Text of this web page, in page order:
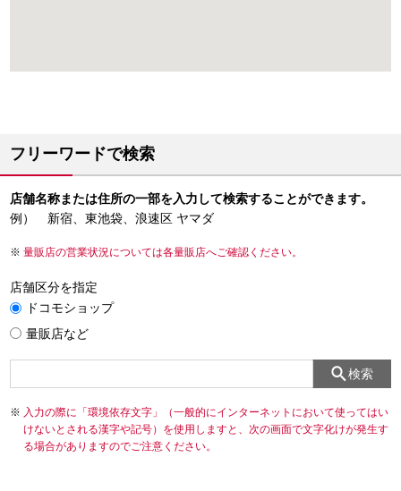
フリーワードで検索
店舗名称または住所の一部を入力して検索することができます。
例） 新宿、東池袋、浪速区 ヤマダ
量販店の営業状況については各量販店へご確認ください。
店舗区分を指定
ドコモショップ
量販店など
検索
入力の際に「環境依存文字」（一般的にインターネットにおいて使ってはい
けないとされる漢字や記号）を使用しますと、次の画面で文字化けが発生す
る場合がありますのでご注意ください。